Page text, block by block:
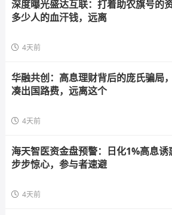
深度曝光盛达互联：打着助农旗号的
多少人的血汗钱，远离
4天前
华融共创：高息理财背后的庞氏骗局
凑出国路费，远离这个
4天前
海天智医资金盘预警：日化1%高息
步步惊心，参与者速避
4天前